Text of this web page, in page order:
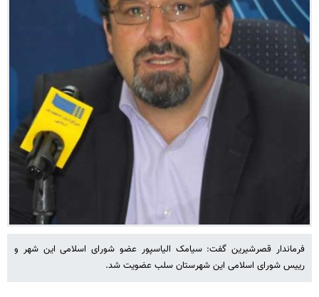
فرماندار قصرشیرین گفت: سیامک الیاسپور عضو شورای اسلامی این شهر و
رییس شورای اسلامی این شهرستان سلب عضویت شد.